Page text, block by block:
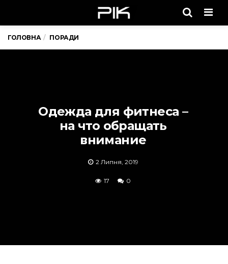
ГОЛОВНА ПОРАДИ
Одежда для фитнеса –
на что обращать
внимание
2 Липня, 2019
17 0